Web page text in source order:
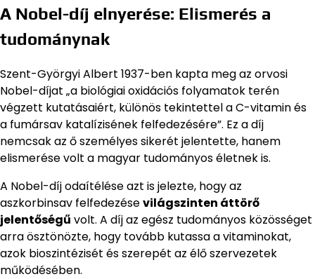
A Nobel-díj elnyerése: Elismerés a
tudománynak
Szent-Györgyi Albert 1937-ben kapta meg az orvosi
Nobel-díjat „a biológiai oxidációs folyamatok terén
végzett kutatásaiért, különös tekintettel a C-vitamin és
a fumársav katalízisének felfedezésére”. Ez a díj
nemcsak az ő személyes sikerét jelentette, hanem
elismerése volt a magyar tudományos életnek is.
A Nobel-díj odaítélése azt is jelezte, hogy az
aszkorbinsav felfedezésevilágszinten áttörő
jelentőségű volt. A díj az egész tudományos közösséget
arra ösztönözte, hogy tovább kutassa a vitaminokat,
azok bioszintézisét és szerepét az élő szervezetek
működésében.